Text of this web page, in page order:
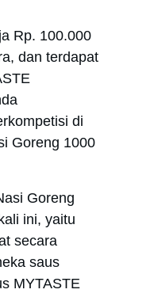
Rp. 100.000
dan terdapat
di
Goreng 1000
Goreng
ini, yaitu
secara
saus
MYTASTE